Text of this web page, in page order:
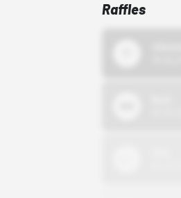
Raffles